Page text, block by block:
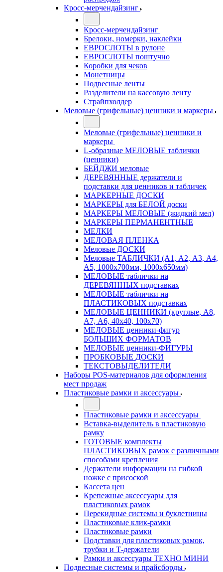
Кросс-мерчендайзинг
Кросс-мерчендайзинг
Брелоки, номерки, наклейки
ЕВРОСЛОТЫ в рулоне
ЕВРОСЛОТЫ поштучно
Коробки для чеков
Монетницы
Подвесные ленты
Разделители на кассовую ленту
Страйпхолдер
Меловые (грифельные) ценники и маркеры
Меловые (грифельные) ценники и
маркеры
L-образные МЕЛОВЫЕ таблички
(ценники)
БЕЙДЖИ меловые
ДЕРЕВЯННЫЕ держатели и
подставки для ценников и табличек
МАРКЕРНЫЕ ДОСКИ
МАРКЕРЫ для БЕЛОЙ доски
МАРКЕРЫ МЕЛОВЫЕ (жидкий мел)
МАРКЕРЫ ПЕРМАНЕНТНЫЕ
МЕЛКИ
МЕЛОВАЯ ПЛЕНКА
Меловые ДОСКИ
Меловые ТАБЛИЧКИ (А1, А2, А3, А4,
А5, 1000х700мм, 1000х650мм)
МЕЛОВЫЕ таблички на
ДЕРЕВЯННЫХ подставках
МЕЛОВЫЕ таблички на
ПЛАСТИКОВЫХ подставках
МЕЛОВЫЕ ЦЕННИКИ (круглые, А8,
А7, А6, 40х40, 100х70)
МЕЛОВЫЕ ценники-фигур
БОЛЬШИХ ФОРМАТОВ
МЕЛОВЫЕ ценники-ФИГУРЫ
ПРОБКОВЫЕ ДОСКИ
ТЕКСТОВЫДЕЛИТЕЛИ
Наборы POS-материалов для оформления
мест продаж
Пластиковые рамки и аксессуары
Пластиковые рамки и аксессуары
Вставка-выделитель в пластиковую
рамку
ГОТОВЫЕ комплекты
ПЛАСТИКОВЫХ рамок с различными
способами крепления
Держатели информации на гибкой
ножке с присоской
Кассета цен
Крепежные аксессуары для
пластиковых рамок
Перекидные системы и буклетницы
Пластиковые клик-рамки
Пластиковые рамки
Подставки для пластиковых рамок,
трубки и Т-держатели
Рамки и аксессуары ТЕХНО МИНИ
Подвесные системы и прайсборды